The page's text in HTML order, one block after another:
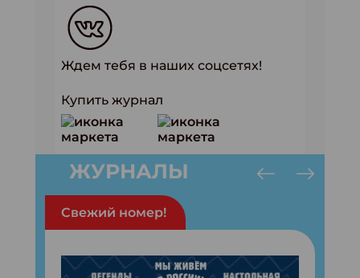
Ждем тебя в наших соцсетях!
Купить журнал
ЖУРНАЛЫ
Свежий номер!